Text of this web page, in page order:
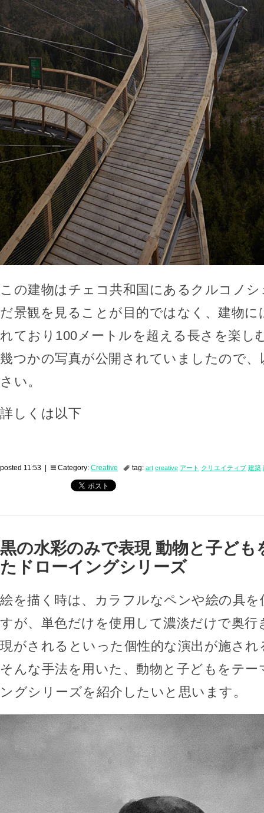
この建物はチェコ共和国にあるクルコノ
だ景観を見ることが目的ではなく、建物に
れており100メートルを超える長さを楽し
幾つかの写真が公開されていましたので
さい。
詳しくは以下
posted 11:53 | Category: Creative tag: art creative アート クリエイティブ 建築
黒の水彩のみで表現 動物と子ども
たドローイングシリーズ
絵を描く時は、カラフルなペンや絵の具
すが、単色だけを使用して濃淡だけで奥行
現がされるといった個性的な演出が施さ
そんな手法を用いた、動物と子どもをテ
ングシリーズを紹介したいと思います。